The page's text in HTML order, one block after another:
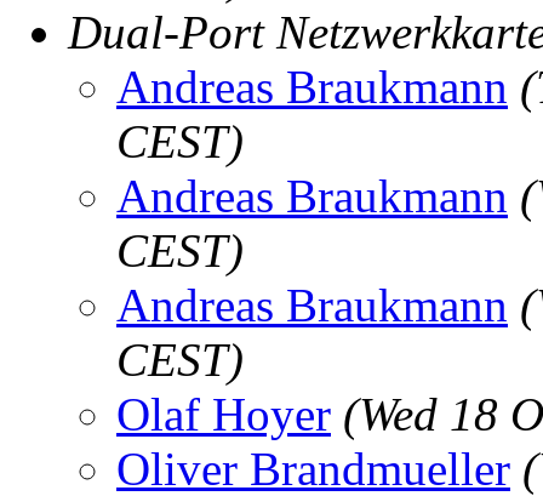
Dual-Port
Andreas Braukmann
CEST)
Andreas Braukmann
CEST)
Andreas Braukmann
CEST)
Olaf Hoyer (Wed 18
Oliver Brandmueller